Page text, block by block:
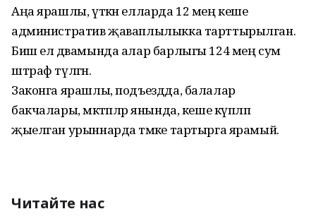
Аңа ярашлы, үткән елларда 12 мең кеше
административ җаваплылыкка тарттырылган.
Биш ел дәвамында алар барлыгы 124 мең сум
штраф түләгән.
Законга ярашлы, подъездда, балалар
бакчалары, мәктәпләр янында, кеше күпләп
җыелган урыннарда тәмәке тартырга ярамый.
Читайте нас